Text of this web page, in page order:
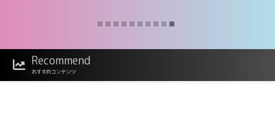
Recommend
おすすめコンテンツ